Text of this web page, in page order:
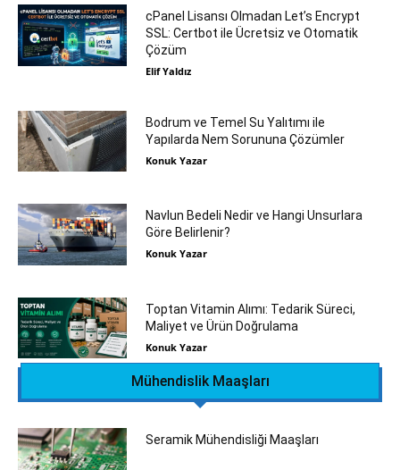
cPanel Lisansı Olmadan Let’s Encrypt
SSL: Certbot ile Ücretsiz ve Otomatik
Çözüm
Elif Yaldız
Bodrum ve Temel Su Yalıtımı ile
Yapılarda Nem Sorununa Çözümler
Konuk Yazar
Navlun Bedeli Nedir ve Hangi Unsurlara
Göre Belirlenir?
Konuk Yazar
Toptan Vitamin Alımı: Tedarik Süreci,
Maliyet ve Ürün Doğrulama
Konuk Yazar
Mühendislik Maaşları
Seramik Mühendisliği‎ Maaşları